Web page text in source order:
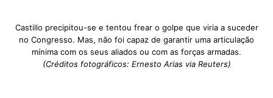
Castillo precipitou-se e tentou frear o golpe que viria a suceder
no Congresso. Mas, não foi capaz de garantir uma articulação
mínima com os seus aliados ou com as forças armadas.
(Créditos fotográficos: Ernesto Arias via Reuters)